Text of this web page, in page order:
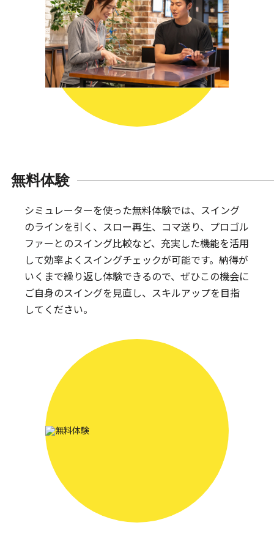
無料体験
シミュレーターを使った無料体験では、スイング
のラインを引く、スロー再生、コマ送り、プロゴル
ファーとのスイング比較など、充実した機能を活用
して効率よくスイングチェックが可能です。納得が
いくまで繰り返し体験できるので、ぜひこの機会に
ご自身のスイングを見直し、スキルアップを目指
してください。